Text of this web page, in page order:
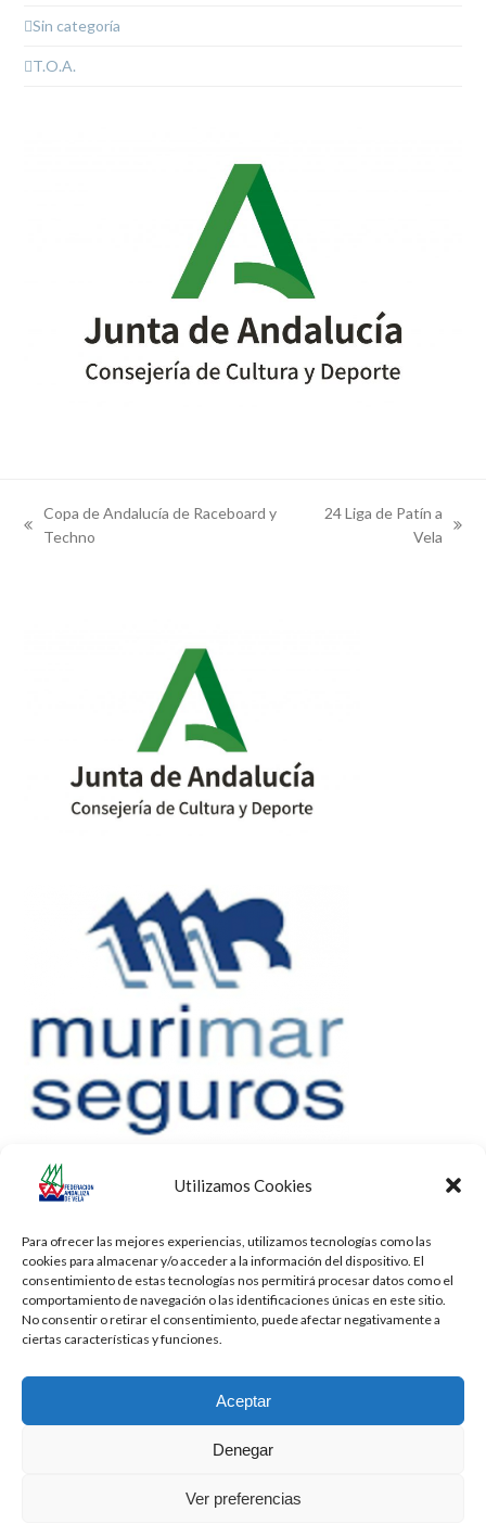
Utilizamos Cookies
Para ofrecer las mejores experiencias, utilizamos tecnologías como las
cookies para almacenar y/o acceder a la información del dispositivo. El
consentimiento de estas tecnologías nos permitirá procesar datos como el
comportamiento de navegación o las identificaciones únicas en este sitio.
No consentir o retirar el consentimiento, puede afectar negativamente a
ciertas características y funciones.
Aceptar
Denegar
Ver preferencias
Sin categoría
T.O.A.
previous
Copa de Andalucía de Raceboard y
Techno
24 Liga de Patín a
Vela
Todos los derechos reservados -Privacidad